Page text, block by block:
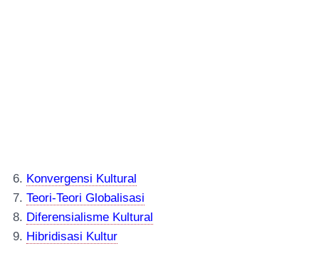
6. Konvergensi Kultural
7. Teori-Teori Globalisasi
8. Diferensialisme Kultural
9. Hibridisasi Kultur